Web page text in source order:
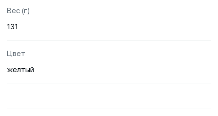
Вес (г)
131
Цвет
желтый